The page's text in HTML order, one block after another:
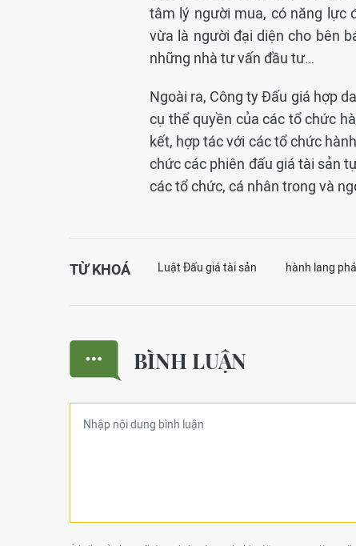
tâm lý người mua, có năng lực
vừa là người đại diện cho bên
những nhà tư vấn đầu tư…
Ngoài ra, Công ty Đấu giá hợp
cụ thể quyền của các tổ chức
kết, hợp tác với các tổ chức
chức các phiên đấu giá tài sản
các tổ chức, cá nhân trong và
TỪ KHOÁ Luật Đấu giá tài sản hành lang
BÌNH LUẬN